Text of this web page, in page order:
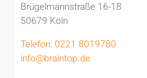
Brügelmannstraße 16-18
50679 Köln
Telefon: 0221 8019780
info@braintop.de